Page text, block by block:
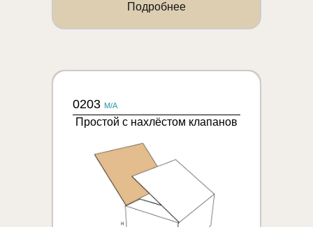
Подробнее
0203 M/A
Простой с нахлёстом клапанов